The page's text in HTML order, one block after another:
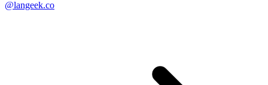
@langeek.co